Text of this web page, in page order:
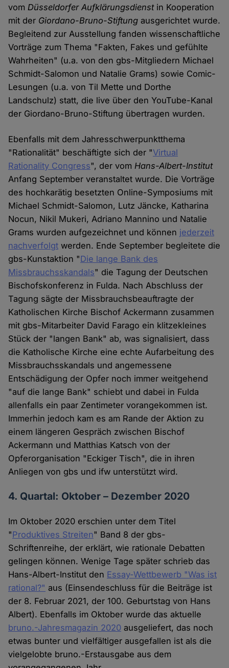
vomDüsseldorfer Aufklärungsdienstin Kooperation
mit der Giordano-Bruno-Stiftung ausgerichtet wurde.
Begleitend zur Ausstellung fanden wissenschaftliche
Vorträge zum Thema "Fakten, Fakes und gefühlte
Wahrheiten" (u.a. von den gbs-Mitgliedern Michael
Schmidt-Salomon und Natalie Grams) sowie Comic-
Lesungen (u.a. von Til Mette und Dorthe
Landschulz) statt, die live über den YouTube-Kanal
der Giordano-Bruno-Stiftung übertragen wurden.
Ebenfalls mit dem Jahresschwerpunktthema
"Rationalität" beschäftigte sich der "Virtual
Rationality Congress", der vomHans-Albert-Institut
Anfang September veranstaltet wurde. Die Vorträge
des hochkarätig besetzten Online-Symposiums mit
Michael Schmidt-Salomon, Lutz Jäncke, Katharina
Nocun, Nikil Mukeri, Adriano Mannino und Natalie
Grams wurden aufgezeichnet und können jederzeit
nachverfolgt werden. Ende September begleitete die
gbs-Kunstaktion "Die lange Bank des
Missbrauchsskandals" die Tagung der Deutschen
Bischofskonferenz in Fulda. Nach Abschluss der
Tagung sägte der Missbrauchsbeauftragte der
Katholischen Kirche Bischof Ackermann zusammen
mit gbs-Mitarbeiter David Farago ein klitzekleines
Stück der "langen Bank" ab, was signalisiert, dass
die Katholische Kirche eine echte Aufarbeitung des
Missbrauchsskandals und angemessene
Entschädigung der Opfer noch immer weitgehend
"auf die lange Bank" schiebt und dabei in Fulda
allenfalls ein paar Zentimeter vorangekommen ist.
Immerhin jedoch kam es am Rande der Aktion zu
einem längeren Gespräch zwischen Bischof
Ackermann und Matthias Katsch von der
Opferorganisation "Eckiger Tisch", die in ihren
Anliegen von gbs und ifw unterstützt wird.
4. Quartal: Oktober – Dezember 2020
Im Oktober 2020 erschien unter dem Titel
"Produktives Streiten" Band 8 der gbs-
Schriftenreihe, der erklärt, wie rationale Debatten
gelingen können. Wenige Tage später schrieb das
Hans-Albert-Institut den Essay-Wettbewerb "Was ist
rational?" aus (Einsendeschluss für die Beiträge ist
der 8. Februar 2021, der 100. Geburtstag von Hans
Albert). Ebenfalls im Oktober wurde das aktuelle
bruno.-Jahresmagazin 2020 ausgeliefert, das noch
etwas bunter und vielfältiger ausgefallen ist als die
vielgelobte bruno.-Erstausgabe aus dem